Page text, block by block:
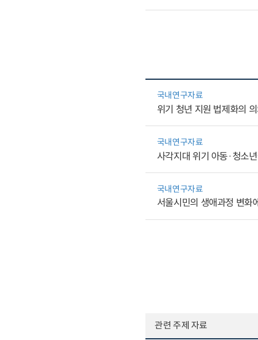
국내연구자료
위기 청년 지원 법제화의
국내연구자료
사각지대 위기 아동·청소
국내연구자료
서울시민의 생애과정 변화
관련 주제 자료